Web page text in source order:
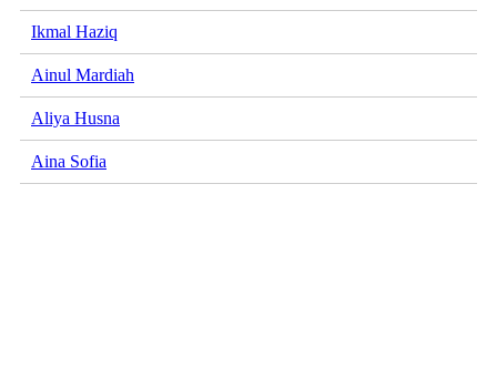
Ikmal Haziq
Ainul Mardiah
Aliya Husna
Aina Sofia